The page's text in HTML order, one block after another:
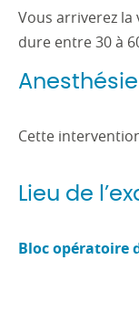
Vous arriverez la
dure entre 30 à
Anesthésie
Cette
Lieu de
Bloc opératoire